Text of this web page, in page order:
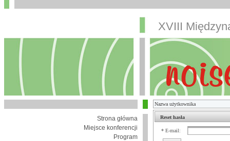
XVIII
Strona główna
Miejsce konferencji
Program
Reset hasła
* E-mail: